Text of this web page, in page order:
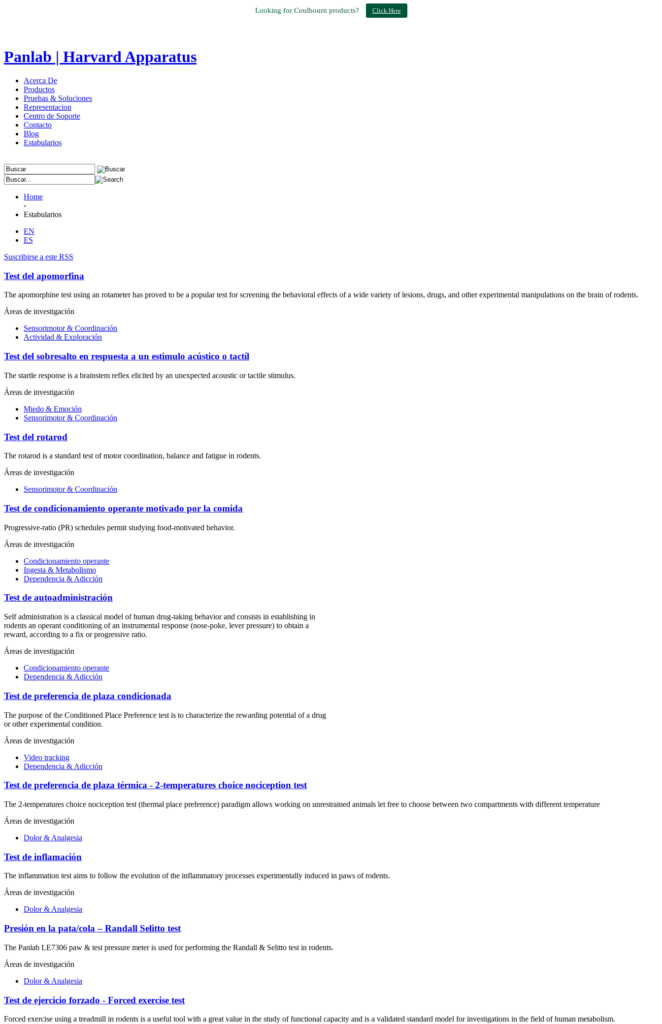
Looking for Coulbourn products? Click Here
Panlab | Harvard Apparatus
Acerca De
Productos
Pruebas & Soluciones
Representacion
Centro de Soporte
Contacto
Blog
Estabularios
Home
›
Estabularios
EN
ES
Suscribirse a este RSS
Test del apomorfina
The apomorphine test using an rotameter has proved to be a popular test for screening the behavioral effects of a wide variety of lesions, drugs, and other experimental manipulations on the brain of rodents.
Áreas de investigación
Sensorimotor & Coordinación
Actividad & Exploración
Test del sobresalto en respuesta a un estimulo acústico o tactíl
The startle response is a brainstem reflex elicited by an unexpected acoustic or tactile stimulus.
Áreas de investigación
Miedo & Emoción
Sensorimotor & Coordinación
Test del rotarod
The rotarod is a standard test of motor coordination, balance and fatigue in rodents.
Áreas de investigación
Sensorimotor & Coordinación
Test de condicionamiento operante motivado por la comida
Progressive-ratio (PR) schedules permit studying food-motivated behavior.
Áreas de investigación
Condicionamiento operante
Ingesta & Metabolismo
Dependencia & Adicción
Test de autoadministración
Self administration is a classical model of human drug-taking behavior and consists in establishing in
rodents an operant conditioning of an instrumental response (nose-poke, lever pressure) to obtain a
reward, according to a fix or progressive ratio.
Áreas de investigación
Condicionamiento operante
Dependencia & Adicción
Test de preferencia de plaza condicionada
The purpose of the Conditioned Place Preference test is to characterize the rewarding potential of a drug
or other experimental condition.
Áreas de investigación
Video tracking
Dependencia & Adicción
Test de preferencia de plaza térmica - 2-temperatures choice nociception test
The 2-temperatures choice nociception test (thermal place preference) paradigm allows working on unrestrained animals let free to choose between two compartments with different temperature
Áreas de investigación
Dolor & Analgesia
Test de inflamación
The inflammation test aims to follow the evolution of the inflammatory processes experimentally induced in paws of rodents.
Áreas de investigación
Dolor & Analgesia
Presión en la pata/cola – Randall Selitto test
The Panlab LE7306 paw & test pressure meter is used for performing the Randall & Selitto test in rodents.
Áreas de investigación
Dolor & Analgesia
Test de ejercicio forzado - Forced exercise test
Forced exercise using a treadmill in rodents is a useful tool with a great value in the study of functional capacity and is a validated standard model for investigations in the field of human metabolism.